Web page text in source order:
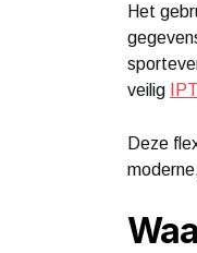
Het
veilig
Deze